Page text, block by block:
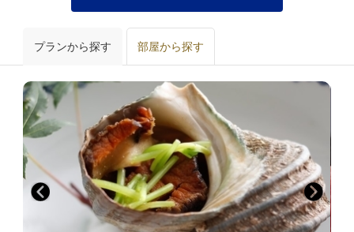
プランから探す 部屋から探す